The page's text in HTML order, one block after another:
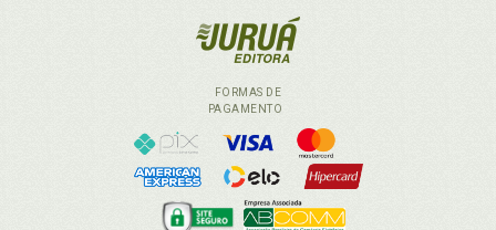
FORMAS DE
PAGAMENTO